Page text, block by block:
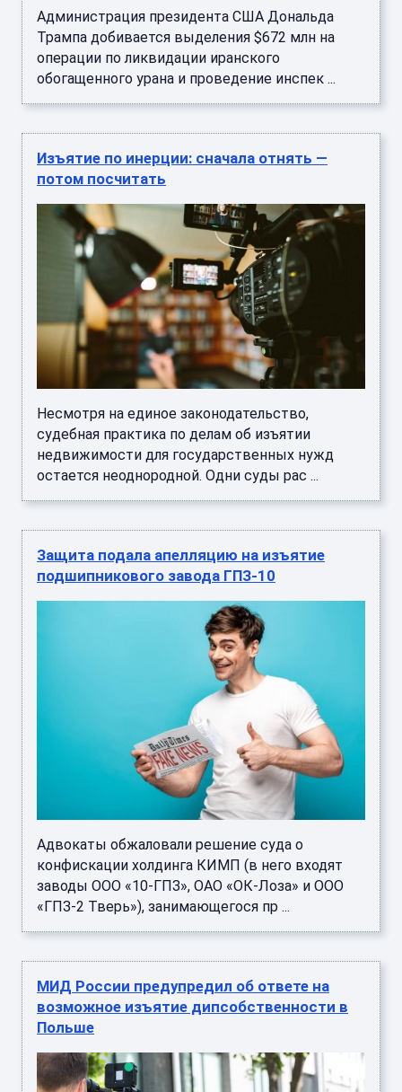
Администрация президента США Дональда
Трампа добивается выделения $672 млн на
операции по ликвидации иранского
обогащенного урана и проведение инспек ...
Изъятие по инерции: сначала отнять —
потом посчитать
Несмотря на единое законодательство,
судебная практика по делам об изъятии
недвижимости для государственных нужд
остается неоднородной. Одни суды рас ...
Защита подала апелляцию на изъятие
подшипникового завода ГПЗ-10
Адвокаты обжаловали решение суда о
конфискации холдинга КИМП (в него входят
заводы ООО «10-ГПЗ», ОАО «ОК-Лоза» и ООО
«ГПЗ-2 Тверь»), занимающегося пр ...
МИД России предупредил об ответе на
возможное изъятие дипсобственности в
Польше